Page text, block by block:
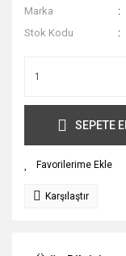
Marka
Stok Kodu
SEPETE
Karşılaştır